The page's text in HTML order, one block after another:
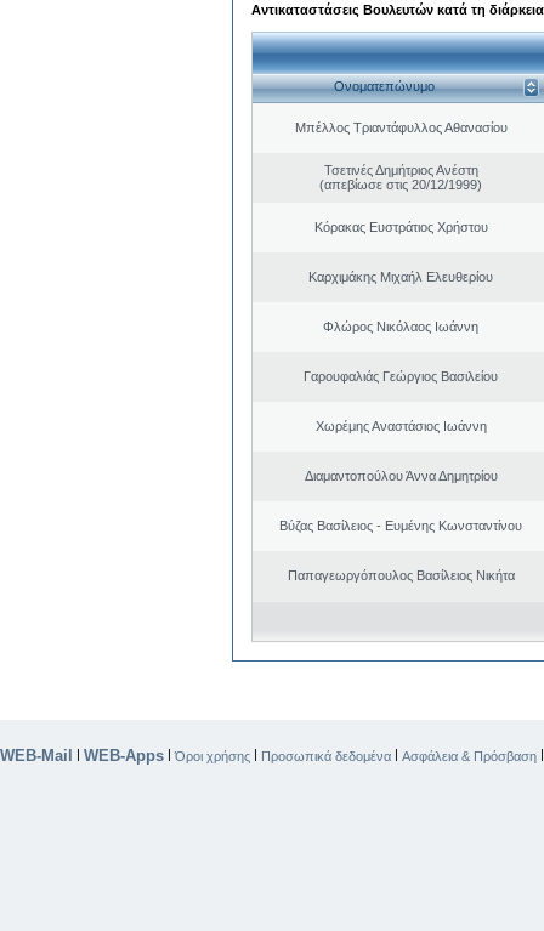
Αντικαταστάσεις Βουλευτών κατά τη
Ονοματεπώνυμο
Μπέλλος Τριαντάφυλλος Αθανασίου
Τσετινές Δημήτριος Ανέστη
(απεβίωσε στις 20/12/1999)
Κόρακας Ευστράτιος Χρήστου
Καρχιμάκης Μιχαήλ Ελευθερίου
Φλώρος Νικόλαος Ιωάννη
Γαρουφαλιάς Γεώργιος Βασιλείου
Χωρέμης Αναστάσιος Ιωάννη
Διαμαντοπούλου Άννα Δημητρίου
Βύζας Βασίλειος - Ευμένης Κωνσταντίνου
Παπαγεωργόπουλος Βασίλειος Νικήτα
WEB-Mail | WEB-Apps |Όροι χρήσης | Προσωπικά δεδομένα | Ασφάλεια & Πρόσβαση